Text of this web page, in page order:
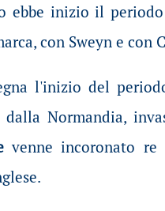
ebbe inizio il
con Sweyn e con
l'inizio del
dalla Normandia,
venne incoronato re